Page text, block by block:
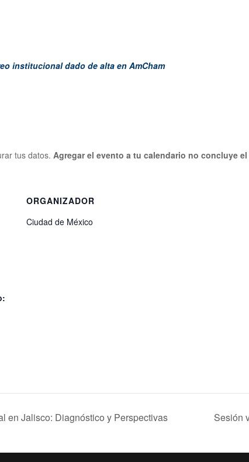
institucional dado de alta en AmCham
tus datos. Agregar el evento a tu calendario no concluye
ORGANIZADOR
Ciudad de México
en Jalisco: Diagnóstico y Perspectivas Sesión